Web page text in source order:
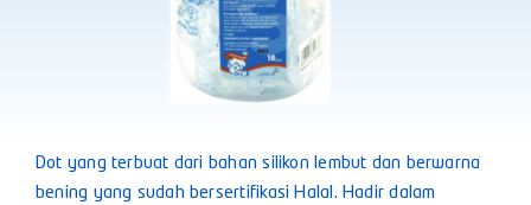
Dot yang terbuat dari bahan silikon lembut dan berwarna
bening yang sudah bersertifikasi Halal. Hadir dalam